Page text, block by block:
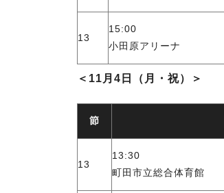
13
15:00
小田原アリーナ
＜11月4日（月・祝）＞
節
13
13:30
町田市立総合体育館